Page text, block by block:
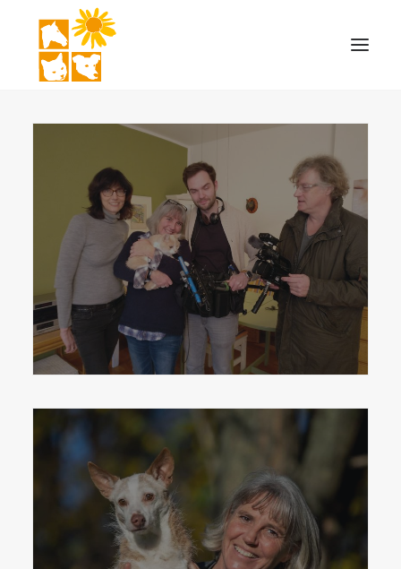
LEISTUNGEN
MOBILE PRAXIS
KONTAKT